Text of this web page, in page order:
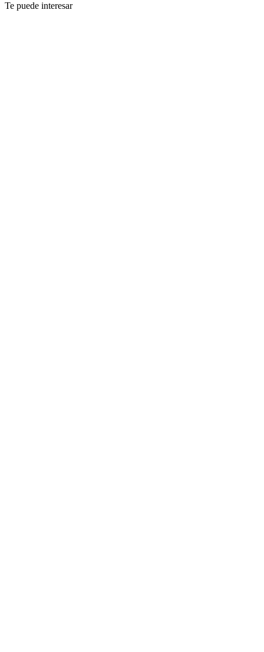
Te puede interesar